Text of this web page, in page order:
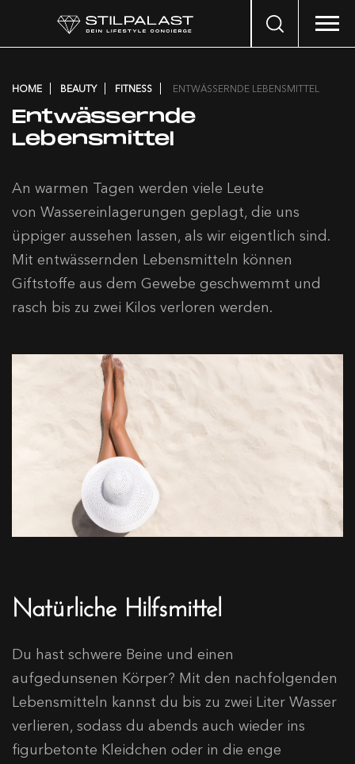
Search
HOME BEAUTY FITNESS ENTWÄSSERNDE LEBENSMITTEL
Entwässernde
Lebensmittel
An warmen Tagen werden viele Leute
von Wassereinlagerungen geplagt, die uns
üppiger aussehen lassen, als wir eigentlich sind.
Mit entwässernden Lebensmitteln können
Giftstoffe aus dem Gewebe geschwemmt und
rasch bis zu zwei Kilos verloren werden.
Natürliche Hilfsmittel
Du hast schwere Beine und einen
aufgedunsenen Körper? Mit den nachfolgenden
Lebensmitteln kannst du bis zu zwei Liter Wasser
verlieren, sodass du abends auch wieder ins
figurbetonte Kleidchen oder in die enge